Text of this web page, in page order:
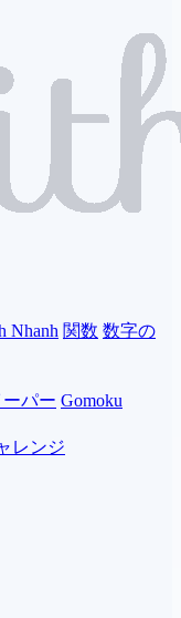
Nhanh 関数 数字の
パー Gomoku
レンジ